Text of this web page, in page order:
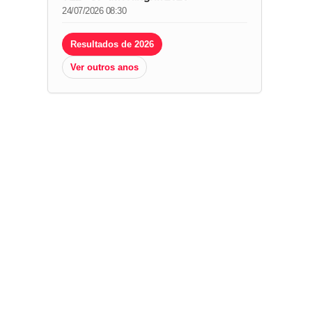
24/07/2026 08:30
Resultados de 2026
Ver outros anos